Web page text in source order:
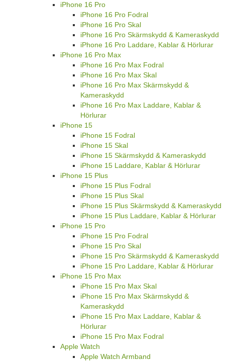
iPhone 16 Pro
iPhone 16 Pro Fodral
iPhone 16 Pro Skal
iPhone 16 Pro Skärmskydd & Kameraskydd
iPhone 16 Pro Laddare, Kablar & Hörlurar
iPhone 16 Pro Max
iPhone 16 Pro Max Fodral
iPhone 16 Pro Max Skal
iPhone 16 Pro Max Skärmskydd &
Kameraskydd
iPhone 16 Pro Max Laddare, Kablar &
Hörlurar
iPhone 15
iPhone 15 Fodral
iPhone 15 Skal
iPhone 15 Skärmskydd & Kameraskydd
iPhone 15 Laddare, Kablar & Hörlurar
iPhone 15 Plus
iPhone 15 Plus Fodral
iPhone 15 Plus Skal
iPhone 15 Plus Skärmskydd & Kameraskydd
iPhone 15 Plus Laddare, Kablar & Hörlurar
iPhone 15 Pro
iPhone 15 Pro Fodral
iPhone 15 Pro Skal
iPhone 15 Pro Skärmskydd & Kameraskydd
iPhone 15 Pro Laddare, Kablar & Hörlurar
iPhone 15 Pro Max
iPhone 15 Pro Max Skal
iPhone 15 Pro Max Skärmskydd &
Kameraskydd
iPhone 15 Pro Max Laddare, Kablar &
Hörlurar
iPhone 15 Pro Max Fodral
Apple Watch
Apple Watch Armband